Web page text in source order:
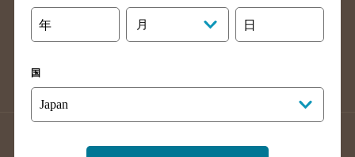
長崎県のバー検索
佐賀県のバー検索
大分県のバー検索
熊本県のバー検索
年 月 日
国